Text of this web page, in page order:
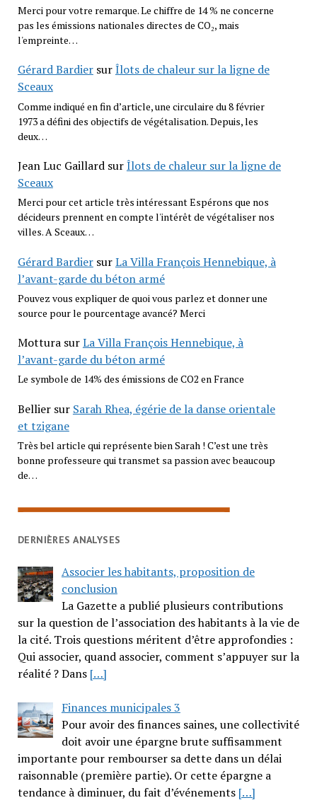
Merci pour votre remarque. Le chiffre de 14 % ne concerne
pas les émissions nationales directes de CO₂, mais
l'empreinte…
Gérard BardiersurÎlots de chaleur sur la ligne de
Sceaux
Comme indiqué en fin d’article, une circulaire du 8 février
1973 a défini des objectifs de végétalisation. Depuis, les
deux…
Jean Luc GaillardsurÎlots de chaleur sur la ligne de
Sceaux
Merci pour cet article très intéressant Espérons que nos
décideurs prennent en compte l'intérêt de végétaliser nos
villes. A Sceaux…
Gérard BardiersurLa Villa François Hennebique, à
l’avant-garde du béton armé
Pouvez vous expliquer de quoi vous parlez et donner une
source pour le pourcentage avancé? Merci
MotturasurLa Villa François Hennebique, à
l’avant-garde du béton armé
Le symbole de 14% des émissions de CO2 en France
Belliersur Sarah Rhea, égérie de la danse orientale
et tzigane
Très bel article qui représente bien Sarah ! C’est une très
bonne professeure qui transmet sa passion avec beaucoup
de…
DERNIÈRES ANALYSES
Associer les habitants, proposition de
conclusion
La Gazette a publié plusieurs contributions
sur la question de l’association des habitants à la vie de
la cité. Trois questions méritent d’être approfondies :
Qui associer, quand associer, comment s’appuyer sur la
réalité ? Dans […]
Finances municipales 3
Pour avoir des finances saines, une collectivité
doit avoir une épargne brute suffisamment
importante pour rembourser sa dette dans un délai
raisonnable (première partie). Or cette épargne a
tendance à diminuer, du fait d’événements […]